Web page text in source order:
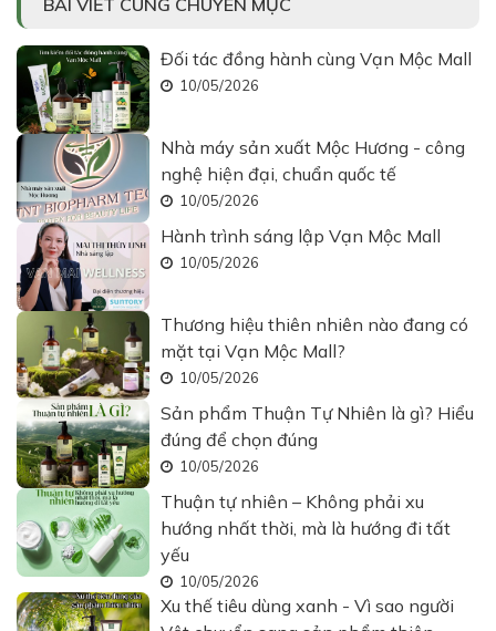
BÀI VIẾT CÙNG CHUYÊN MỤC
Đối tác đồng hành cùng Vạn Mộc Mall
10/05/2026
Nhà máy sản xuất Mộc Hương - công
nghệ hiện đại, chuẩn quốc tế
10/05/2026
Hành trình sáng lập Vạn Mộc Mall
10/05/2026
Thương hiệu thiên nhiên nào đang có
mặt tại Vạn Mộc Mall?
10/05/2026
Sản phẩm Thuận Tự Nhiên là gì? Hiểu
đúng để chọn đúng
10/05/2026
Thuận tự nhiên – Không phải xu
hướng nhất thời, mà là hướng đi tất
yếu
10/05/2026
Xu thế tiêu dùng xanh - Vì sao người